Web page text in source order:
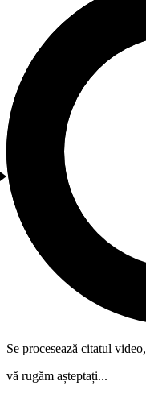
Se procesează citatul video,
vă rugăm așteptați...